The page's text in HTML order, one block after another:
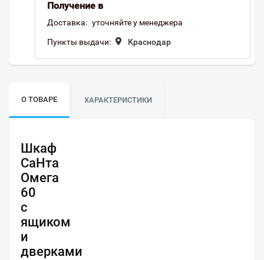
Получение в
Доставка: уточняйте у менеджера
Пункты выдачи: Краснодар
О ТОВАРЕ ХАРАКТЕРИСТИКИ
Шкаф
СаНта
Омега
60
с
ящиком
и
дверками